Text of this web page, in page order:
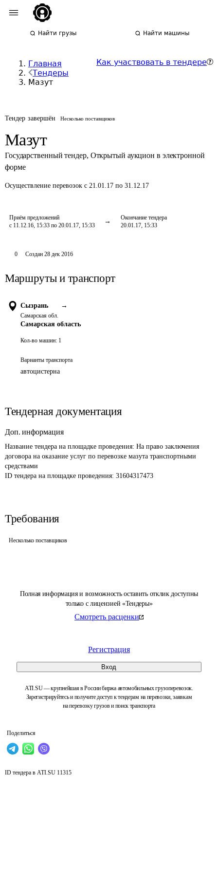
Найти грузы Найти машины
Главная
Тендеры
Мазут
Как участвовать в тендере
Тендер завершён Несколько поставщиков
Мазут
Государственный тендер, Открытый аукцион в электронной
форме
Осуществление перевозок с 21.01.17 по 31.12.17
Приём предложений
с 11.12.16, 15:33 по 20.01.17, 15:33
Окончание тендера
20.01.17, 15:33
Полная информация и возможность оставить отклик доступны
только с лицензией «Тендеры»
Смотреть расценки
Регистрация
Вход
ATI.SU — крупнейшая в России биржа автомобильных грузоперевозок.
Зарегистрируйтесь и получите доступ к тендерам на перевозки, заявкам
на перевозку грузов и поиск транспорта
Поделиться
0 Создан 28 дек 2016
Маршруты и транспорт
Сызрань →
Самарская обл.
Самарская область
Кол-во машин: 1
Варианты транспорта
автоцистерна
Тендерная документация
Доп. информация
Название тендера на площадке проведения: На право заключения
договора на оказание услуг по перевозке мазута транспортными
средствами
ID тендера на площадке проведения: 31604317473
Требования
Несколько поставщиков
ID тендера в ATI.SU 11315